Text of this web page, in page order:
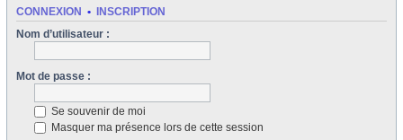
CONNEXION • INSCRIPTION
Nom d’utilisateur :
Mot de passe :
Se souvenir de moi
Masquer ma présence lors de cette session